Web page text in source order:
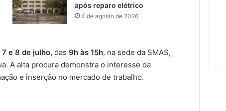
após reparo elétrico
4 de agosto de 2026
7 e 8 de julho, das 9h às 15h, na sede da SMAS,
A alta procura demonstra o interesse da
e inserção no mercado de trabalho.